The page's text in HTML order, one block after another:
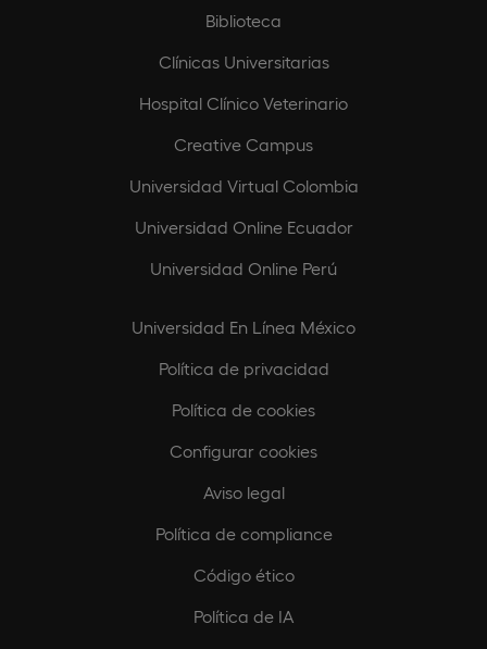
Biblioteca
Clínicas Universitarias
Hospital Clínico Veterinario
Creative Campus
Universidad Virtual Colombia
Universidad Online Ecuador
Universidad Online Perú
Universidad En Línea México
Política de privacidad
Política de cookies
Configurar cookies
Aviso legal
Política de compliance
Código ético
Política de IA